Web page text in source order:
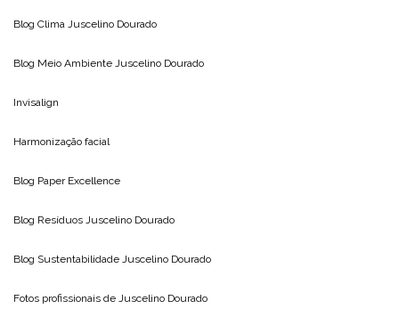
Blog Clima Juscelino Dourado
Blog Meio Ambiente Juscelino Dourado
Invisalign
Harmonização facial
Blog Paper Excellence
Blog Resíduos Juscelino Dourado
Blog Sustentabilidade Juscelino Dourado
Fotos profissionais de Juscelino Dourado